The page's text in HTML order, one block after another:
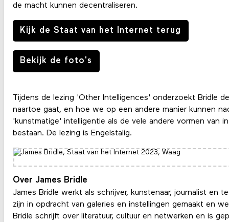
de macht kunnen decentraliseren.
Kijk de Staat van het Internet terug
Bekijk de foto's
Tijdens de lezing 'Other Intelligences' onderzoekt Bridle
naartoe gaat, en hoe we op een andere manier kunnen
'kunstmatige' intelligentie als de vele andere vormen van
bestaan. De lezing is Engelstalig.
Over James Bridle
James Bridle werkt als schrijver, kunstenaar, journalist en
zijn in opdracht van galeries en instellingen gemaakt en
Bridle schrijft over literatuur, cultuur en netwerken en is